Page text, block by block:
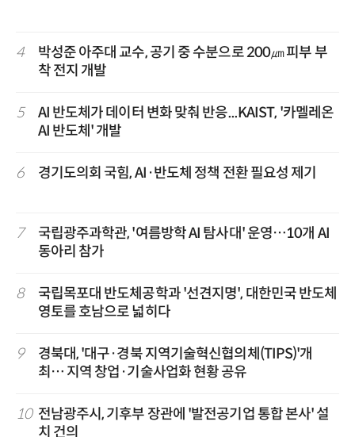
4
박성준 아주대 교수, 공기 중 수분으로 200㎛ 피부 부
착 전지 개발
5
AI 반도체가 데이터 변화 맞춰 반응...KAIST, '카멜레온
AI 반도체' 개발
6 경기도의회 국힘, AI·반도체 정책 전환 필요성 제기
7
국립광주과학관, '여름방학 AI 탐사대' 운영…10개 AI
동아리 참가
8
국립목포대 반도체공학과 '선견지명', 대한민국 반도체
영토를 호남으로 넓히다
9
경북대, '대구·경북 지역기술혁신협의체(TIPS)'개
최… 지역 창업·기술사업화 현황 공유
10 전남광주시, 기후부 장관에 '발전공기업 통합 본사' 설
치 건의